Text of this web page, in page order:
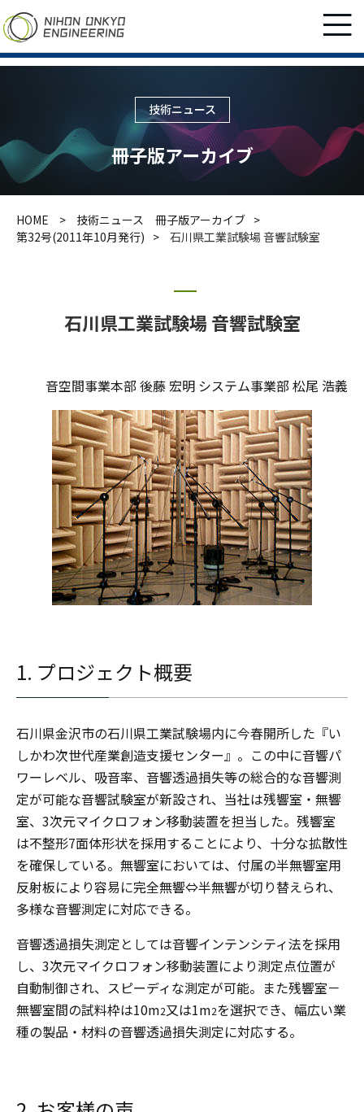
技術ニュース
冊子版アーカイブ
HOME
技術ニュース 冊子版アーカイブ
第32号(2011年10月発行)
石川県工業試験場 音響試験室
石川県工業試験場 音響試験室
音空間事業本部 後藤 宏明 システム事業部 松尾 浩義
1. プロジェクト概要
石川県金沢市の石川県工業試験場内に今春開所した『い
しかわ次世代産業創造支援センター』。この中に音響パ
ワーレベル、吸音率、音響透過損失等の総合的な音響測
定が可能な音響試験室が新設され、当社は残響室・無響
室、3次元マイクロフォン移動装置を担当した。残響室
は不整形7面体形状を採用することにより、十分な拡散性
を確保している。無響室においては、付属の半無響室用
反射板により容易に完全無響⇔半無響が切り替えられ、
多様な音響測定に対応できる。
音響透過損失測定としては音響インテンシティ法を採用
し、3次元マイクロフォン移動装置により測定点位置が
自動制御され、スピーディな測定が可能。また残響室－
無響室間の試料枠は10m2又は1m2を選択でき、幅広い業
種の製品・材料の音響透過損失測定に対応する。